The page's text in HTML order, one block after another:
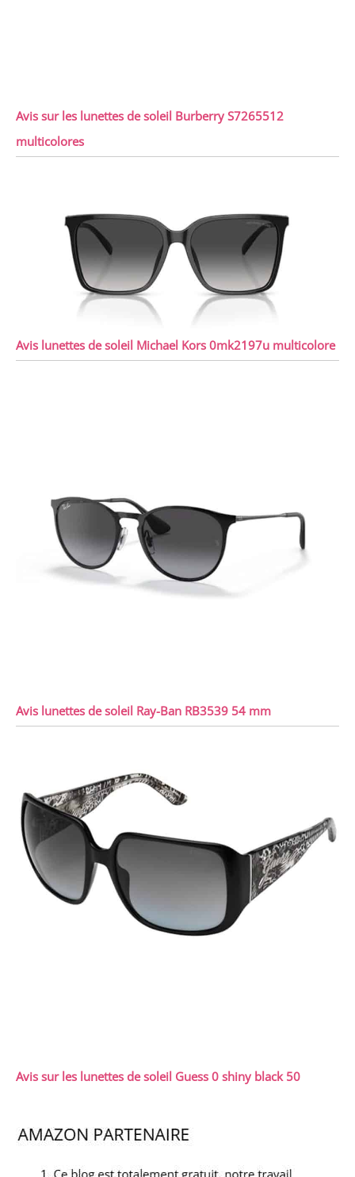
Avis sur les lunettes de soleil Burberry S7265512
multicolores
Avis lunettes de soleil Michael Kors 0mk2197u multicolore
Avis lunettes de soleil Ray-Ban RB3539 54 mm
Avis sur les lunettes de soleil Guess 0 shiny black 50